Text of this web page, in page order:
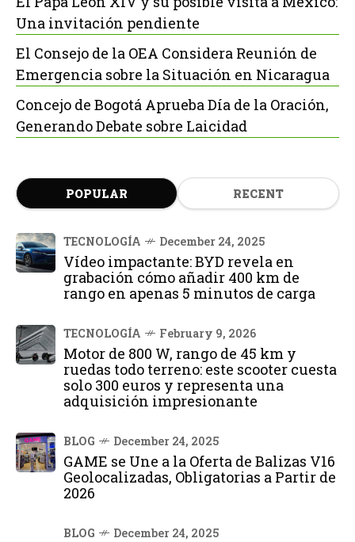
Una invitación pendiente
El Consejo de la OEA Considera Reunión de
Emergencia sobre la Situación en Nicaragua
Concejo de Bogotá Aprueba Día de la Oración,
Generando Debate sobre Laicidad
POPULAR RECENT
TECNOLOGÍA December 24, 2025
Vídeo impactante: BYD revela en
grabación cómo añadir 400 km de
rango en apenas 5 minutos de carga
TECNOLOGÍA February 9, 2026
Motor de 800 W, rango de 45 km y
ruedas todo terreno: este scooter cuesta
solo 300 euros y representa una
adquisición impresionante
BLOG December 24, 2025
GAME se Une a la Oferta de Balizas V16
Geolocalizadas, Obligatorias a Partir de
2026
BLOG December 24, 2025